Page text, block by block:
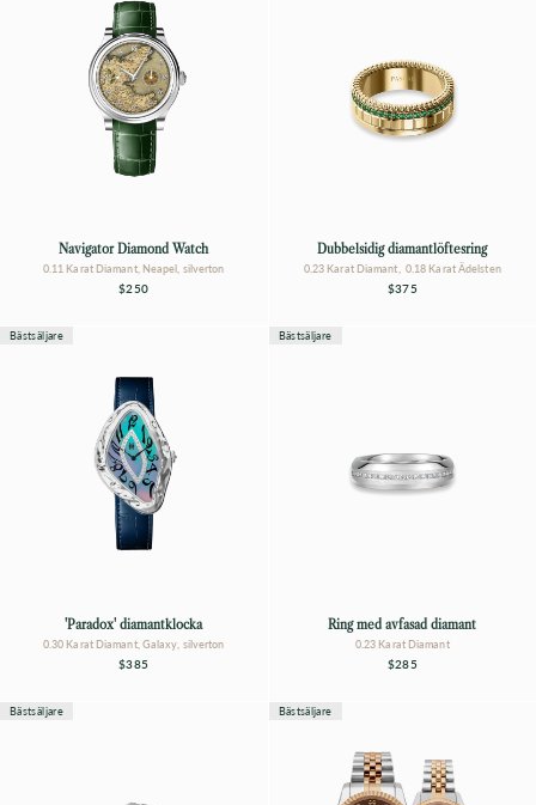
Navigator Diamond Watch
0.11 Karat Diamant, Neapel, silverton
$250
Dubbelsidig diamantlöftesring
0.23 Karat Diamant, 0.18 Karat Ädelsten
$375
Bästsäljare
'Paradox' diamantklocka
0.30 Karat Diamant, Galaxy, silverton
$385
Bästsäljare
Ring med avfasad diamant
0.23 Karat Diamant
$285
Bästsäljare Bästsäljare